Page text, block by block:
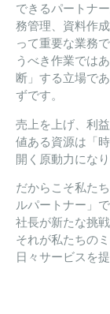
できるパートナ
務管理、資料作
って重要な業務
うべき作業では
断」する立場で
ずです。
売上を上げ、利
値ある資源は「
開く原動力になり
だからこそ私た
ルパートナー」
社長が新たな挑
それが私たちの
日々サービスを